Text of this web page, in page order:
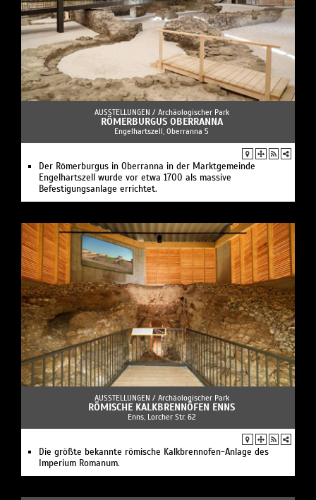
AUSSTELLUNGEN / Archäologischer Park
RÖMERBURGUS OBERRANNA
Engelhartszell, Oberranna 5
Der Römerburgus in Oberranna in der Marktgemeinde
Engelhartszell wurde vor etwa 1700 als massive
Befestigungsanlage errichtet.
AUSSTELLUNGEN / Archäologischer Park
RÖMISCHE KALKBRENNÖFEN ENNS
Enns, Lorcher Str. 62
Die größte bekannte römische Kalkbrennofen-Anlage des
Imperium Romanum.